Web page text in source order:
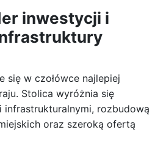
inwestycji i
się w czołówce najlepiej
Stolica wyróżnia się
rozbudową
oraz szeroką ofertą